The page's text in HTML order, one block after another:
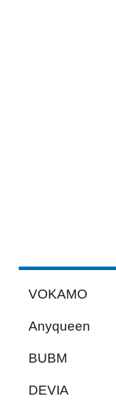
VOKAMO
Anyqueen
BUBM
DEVIA